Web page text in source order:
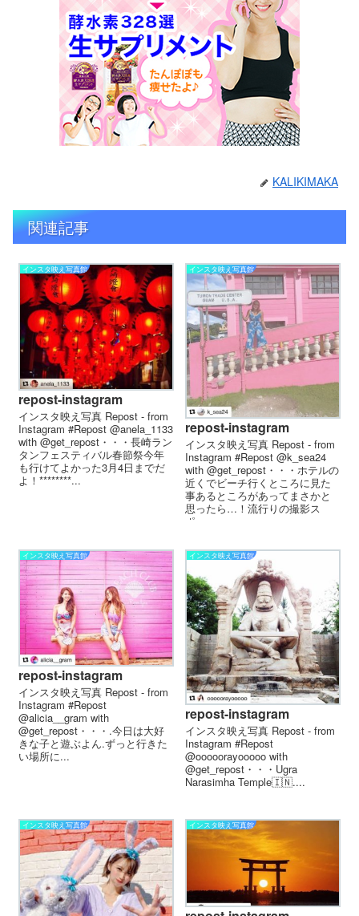
KALIKIMAKA
関連記事
インスタ映え写真館
repost-instagram
インスタ映え写真 Repost - from
Instagram #Repost @anela_1133
with @get_repost・・・長崎ラン
タンフェスティバル春節祭今年
も行けてよかった3月4日までだ
よ！********...
インスタ映え写真館
repost-instagram
インスタ映え写真 Repost - from
Instagram #Repost @k_sea24
with @get_repost・・・ホテルの
近くでビーチ行くところに見た
事あるところがあってまさかと
思ったら…！流行りの撮影ス
ポ...
インスタ映え写真館
repost-instagram
インスタ映え写真 Repost - from
Instagram #Repost
@alicia__gram with
@get_repost・・・.今日は大好
きな子と遊ぶよん️️.ずっと行きた
い場所に...
インスタ映え写真館
repost-instagram
インスタ映え写真 Repost - from
Instagram #Repost
@ooooorayooooo with
@get_repost・・・Ugra
Narasimha Temple🇮🇳....
インスタ映え写真館 インスタ映え写真館